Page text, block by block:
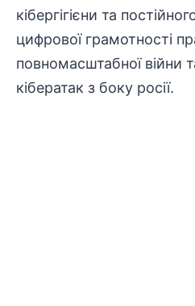
кібергігієни та
цифрової грамотності
повномасштабної війни
кібератак з боку росії.